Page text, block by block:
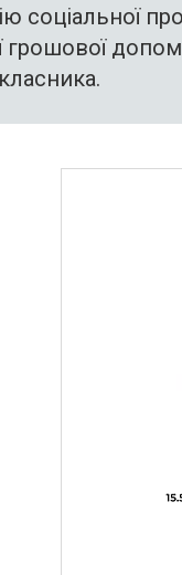
соціальної